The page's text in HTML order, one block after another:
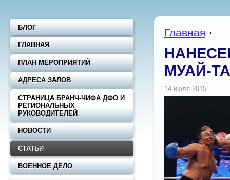
Главная
МУАЙ-
БЛОГ
ГЛАВНАЯ
ПЛАН МЕРОПРИЯТИЙ
АДРЕСА ЗАЛОВ
СТРАНИЦА БРАНЧ-ЧИФА ДФО И
РЕГИОНАЛЬНЫХ
РУКОВОДИТЕЛЕЙ
НОВОСТИ
СТАТЬИ
ВОЕННОЕ ДЕЛО